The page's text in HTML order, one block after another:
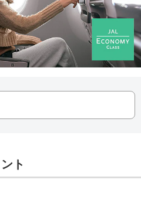
ト